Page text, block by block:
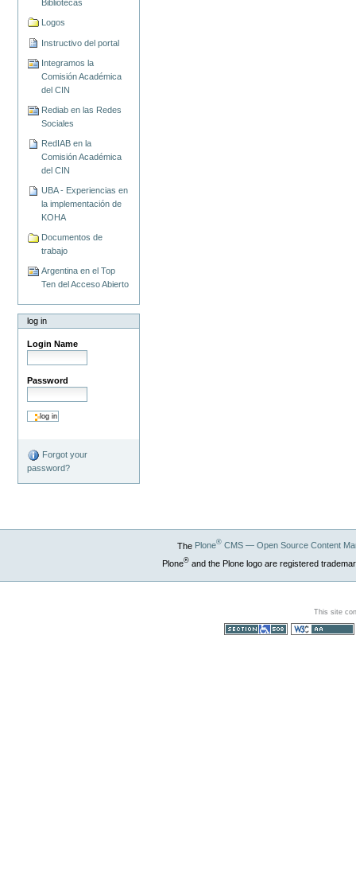
Bibliotecas
Logos
Instructivo del portal
Integramos la
Comisión Académica
del CIN
Rediab en las Redes
Sociales
RedIAB en la
Comisión Académica
del CIN
UBA - Experiencias en
la implementación de
KOHA
Documentos de
trabajo
Argentina en el Top
Ten del Acceso Abierto
log in
Login Name
Password
Forgot your
password?
The Plone®CMS — Open Source Content
Plone®and the Plone logo are registered
This site